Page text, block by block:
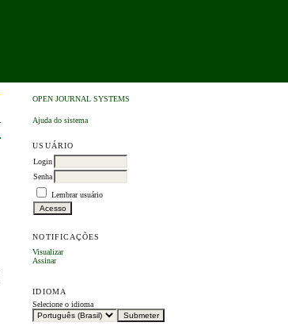
OPEN JOURNAL SYSTEMS
Ajuda do sistema
USUÁRIO
Login
Senha
Lembrar usuário
NOTIFICAÇÕES
Visualizar
Assinar
IDIOMA
Selecione o idioma